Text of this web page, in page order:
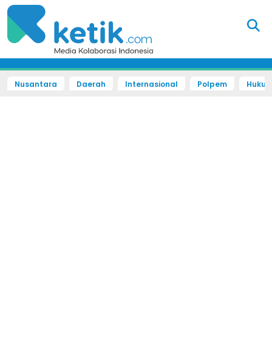
Nusantara Daerah Internasional Polpem